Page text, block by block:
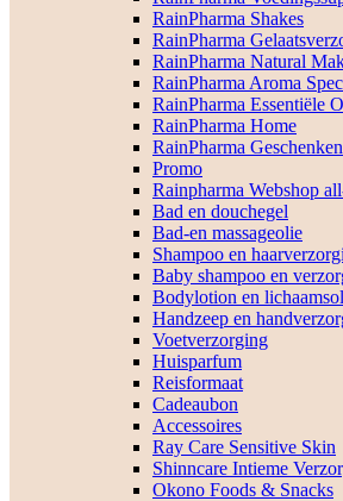
RainPharma Shakes
RainPharma
RainPharma Natural
RainPharma Aroma
RainPharma Essentiële
RainPharma Home
RainPharma Geschenken
Promo
Rainpharma Webshop
Bad en douchegel
Bad-en massageolie
Shampoo en
Baby shampoo en
Bodylotion en
Handzeep en
Voetverzorging
Huisparfum
Reisformaat
Cadeaubon
Accessoires
Ray Care Sensitive Skin
Shinncare Intieme
Okono Foods & Snacks